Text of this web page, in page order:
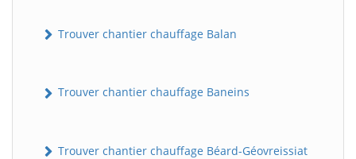
Trouver chantier chauffage Balan
Trouver chantier chauffage Baneins
Trouver chantier chauffage Béard-Géovreissiat